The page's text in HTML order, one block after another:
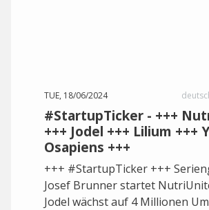
TUE, 18/06/2024
#StartupTicker - +++
+++ Jodel +++ Lilium +++
Osapiens +++
+++ #StartupTicker +++
Josef Brunner startet
Jodel wächst auf 4 Millionen